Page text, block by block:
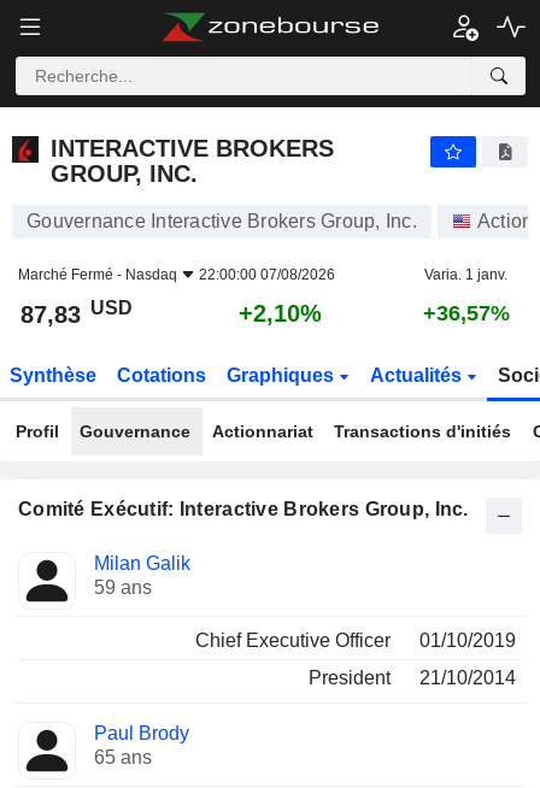
INTERACTIVE BROKERS
GROUP, INC.
Gouvernance Interactive Brokers Group, Inc.
Marché Fermé - Nasdaq 22:00:00 07/08/2026 Varia. 1 janv.
87,83 USD +2,10% +36,57%
Synthèse Cotations Graphiques Actualités
Profil Gouvernance Actionnariat Transactions d'initiés
Comité Exécutif: Interactive Brokers Group, Inc.
Dirigeant
Fonctions
occupées
Milan Galik
59 ans
Chief Executive Officer
01/10/2019
President
21/10/2014
Paul Brody
65 ans